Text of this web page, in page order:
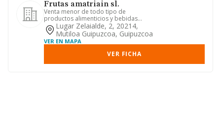
Frutas amatriain sl.
Venta menor de todo tipo de
productos alimenticios y bebidas
envasadas
Lugar Zelaialde, 2, 20214,
Mutiloa Guipuzcoa, Guipuzcoa
VER EN MAPA
VER FICHA